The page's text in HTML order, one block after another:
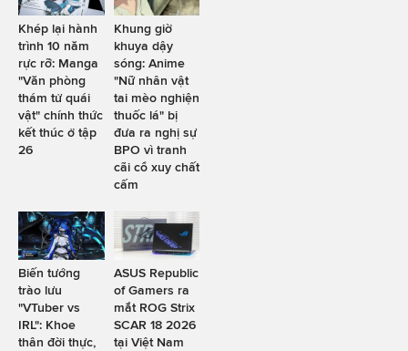
Khép lại hành
trình 10 năm
rực rỡ: Manga
"Văn phòng
thám tử quái
vật" chính thức
kết thúc ở tập
26
Khung giờ
khuya dậy
sóng: Anime
"Nữ nhân vật
tai mèo nghiện
thuốc lá" bị
đưa ra nghị sự
BPO vì tranh
cãi cổ xuy chất
cấm
Biến tướng
trào lưu
"VTuber vs
IRL": Khoe
thân đời thực,
ASUS Republic
of Gamers ra
mắt ROG Strix
SCAR 18 2026
tại Việt Nam